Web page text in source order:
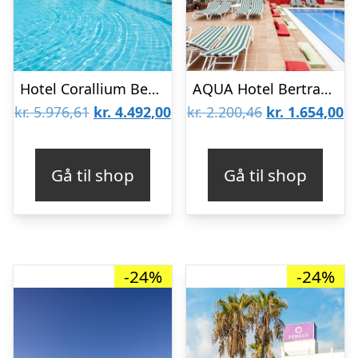
Hotel Corallium Beach by Lopesan – Voksenhotel
kr.5.976,61 Den
var:
kr. 5.976,61.
kr. 4.492,00Den
kr. 4.492,00.
Gå til shop
AQUA Hotel Bertran Park – Morgenmad
kr.2.200,46 Den
var:
kr. 2.200,46.
kr. 1.654,00
Gå til shop
-24% -24%